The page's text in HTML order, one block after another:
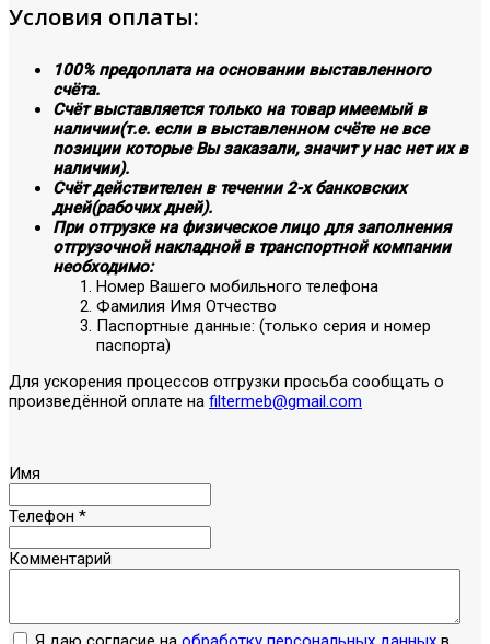
Условия оплаты:
100% предоплата на основании выставленного
счёта.
Счёт выставляется только на товар имеемый в
наличии(т.е. если в выставленном счёте не все
позиции которые Вы заказали, значит у нас нет их в
наличии).
Счёт действителен в течении 2-х банковских
дней(рабочих дней).
При отгрузке на физическое лицо для заполнения
отгрузочной накладной в транспортной компании
необходимо:
Номер Вашего мобильного телефона
Фамилия Имя Отчество
Паспортные данные: (только серия и номер
паспорта)
Для ускорения процессов отгрузки просьба сообщать о
произведённой оплате на filtermeb@gmail.com
Имя
Телефон *
Комментарий